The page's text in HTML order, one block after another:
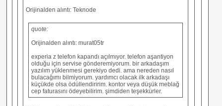
Orijinalden alıntı: Teknode
quote:
Orijinalden alıntı: murat05tr
experia z telefon kapandı açılmıyor. telefon aşantiyon
olduğu için servise gönderemiyorum. bir arkadaşım
yazılım yüklenmesi gerekiyo dedi. ama nereden nasıl
bulacağımı bilmiyorum. yardımcı olacak ilk arkadaşı
küçükde olsa ödüllendiririm. kontor veya düşük meblağ
cep faturasını ödeyebilirim. şimdiden teşekkürler.